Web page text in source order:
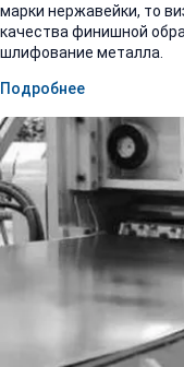
марки нержавейки, то
качества финишной
шлифование металла.
Подробнее